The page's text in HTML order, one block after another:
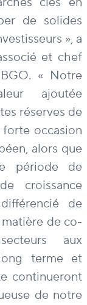
de solides
», a
et chef
« Notre
ajoutée
réserves de
occasion
alors que
période de
croissance
de
de co-
aux
terme et
continueront
de notre